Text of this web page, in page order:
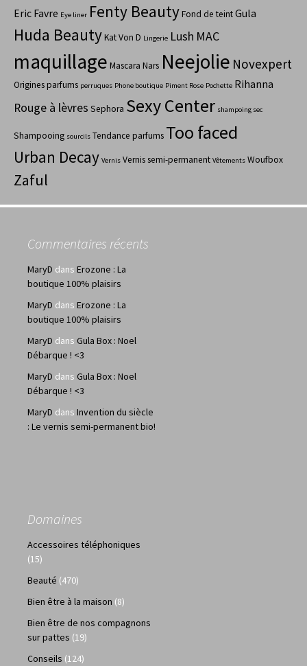
Eric Favre Eye liner Fenty BeautyFond de teintGula
Huda BeautyKat Von D Lingerie Lush MAC
maquillage Mascara Nars Neejolie Novexpert
Origines parfums perruques Phone boutique Piment Rose Pochette Rihanna
Rouge à lèvres Sephora Sexy Center shampoing sec
Shampooing sourcils Tendance parfums Too faced
Urban Decay Vernis Vernis semi-permanent Vêtements Woufbox
Zaful
Commentaires récents
MaryD dans Erozone : La
boutique 100% plaisirs
MaryD dans Erozone : La
boutique 100% plaisirs
MaryD dans Gula Box : Noel
Débarque ! <3
MaryD dans Gula Box : Noel
Débarque ! <3
MaryD dans Invention du siècle
: Le vernis semi-permanent bio!
Domaines
Accessoires téléphoniques
(15)
Beauté (470)
Bien être à la maison (8)
Bien être de nos compagnons
sur pattes (19)
Conseils (124)